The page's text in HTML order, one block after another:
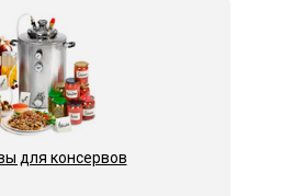
для консервов